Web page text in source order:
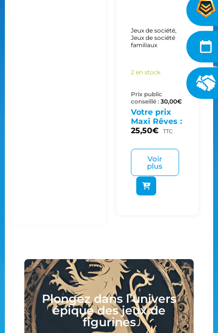
Jeux de société,
Jeux de société
familiaux
2 en stock
Prix public
conseillé : 30,00€
Votre prix
Maxi Rêves :
25,50€ TTC
Voir
plus
Plongez dans l’univers
épique des jeux de
figurines